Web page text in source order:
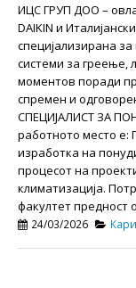
ИЦС ГРУП ДОО –
DAIKIN и
специјализирана
системи за греење,
моментов поради
спремен и
СПЕЦИЈАЛИСТ ЗА
работното место
изработка на
процесот на
климатизација.
факултет предност
24/03/2026